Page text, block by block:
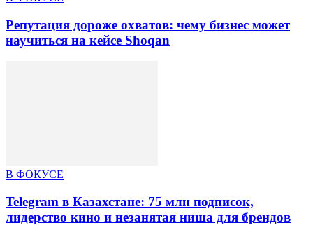
Репутация дороже охватов: чему бизнес может
научиться на кейсе Shoqan
В ФОКУСЕ
Telegram в Казахстане: 75 млн подписок,
лидерство кино и незанятая ниша для брендов